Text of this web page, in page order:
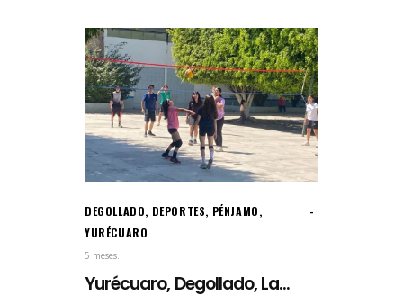
DEGOLLADO, DEPORTES, PÉNJAMO,
YURÉCUARO
5 meses.
Yurécuaro, Degollado, La...